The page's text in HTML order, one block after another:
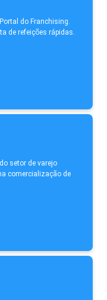
do Franchising.
de refeições rápidas.
setor de varejo
comercialização de